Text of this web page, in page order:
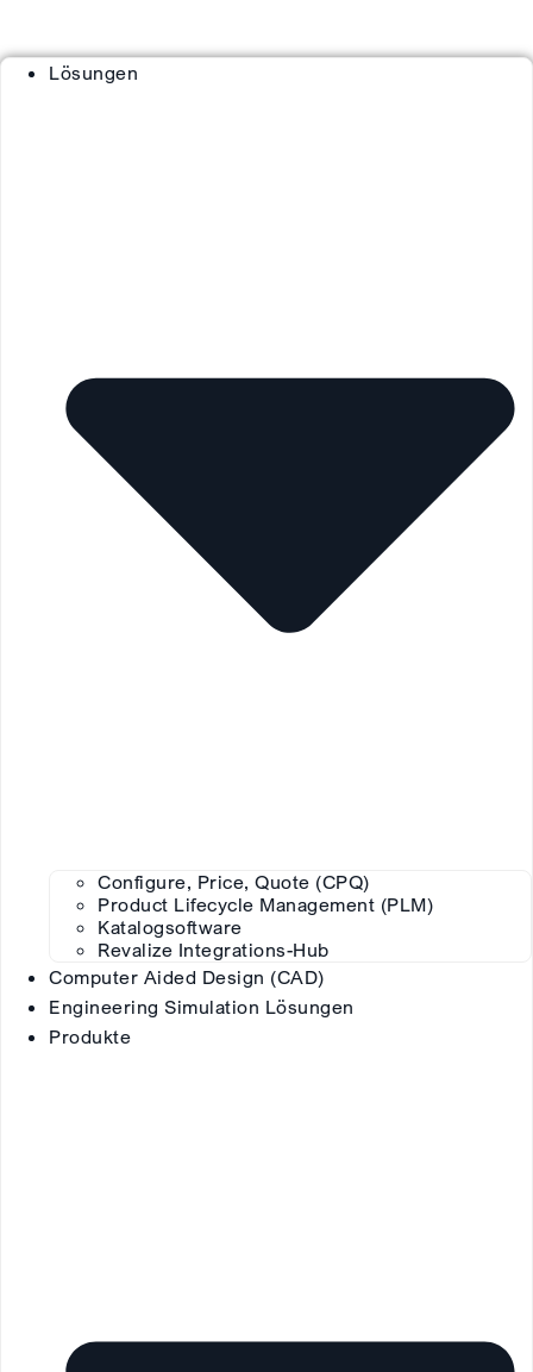
Lösungen
Configure, Price, Quote (CPQ)
Product Lifecycle Management (PLM)
Katalogsoftware
Revalize Integrations-Hub
Computer Aided Design (CAD)
Engineering Simulation Lösungen
Produkte